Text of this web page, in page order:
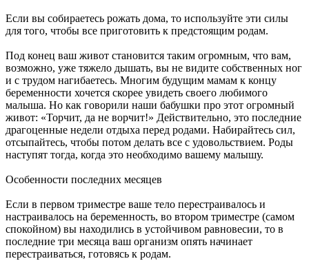
Если вы собираетесь рожать дома, то используйте эти силы
для того, чтобы все приготовить к предстоящим родам.
Под конец ваш живот становится таким огромным, что вам,
возможно, уже тяжело дышать, вы не видите собственных ног
и с трудом нагибаетесь. Многим будущим мамам к концу
беременности хочется скорее увидеть своего любимого
малыша. Но как говорили наши бабушки про этот огромный
живот: «Торчит, да не ворчит!» Действительно, это последние
драгоценные недели отдыха перед родами. Набирайтесь сил,
отсыпайтесь, чтобы потом делать все с удовольствием. Роды
наступят тогда, когда это необходимо вашему малышу.
Особенности последних месяцев
Если в первом триместре ваше тело перестраивалось и
настраивалось на беременность, во втором триместре (самом
спокойном) вы находились в устойчивом равновесии, то в
последние три месяца ваш организм опять начинает
перестраиваться, готовясь к родам.